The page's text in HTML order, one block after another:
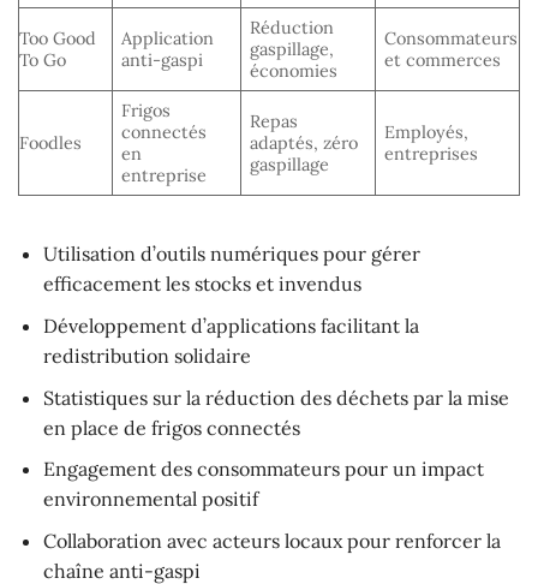
Too Good
To Go
Application
anti-gaspi
Réduction
gaspillage,
économies
Consommateurs
et commerces
Foodles
Frigos
connectés
en
entreprise
Repas
adaptés, zéro
gaspillage
Employés,
entreprises
Utilisation d’outils numériques pour gérer
efficacement les stocks et invendus
Développement d’applications facilitant la
redistribution solidaire
Statistiques sur la réduction des déchets par la mise
en place de frigos connectés
Engagement des consommateurs pour un impact
environnemental positif
Collaboration avec acteurs locaux pour renforcer la
chaîne anti-gaspi